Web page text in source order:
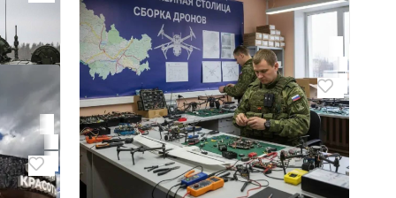
Сварщик Рем техники сво
Донецк
₽ 310 000